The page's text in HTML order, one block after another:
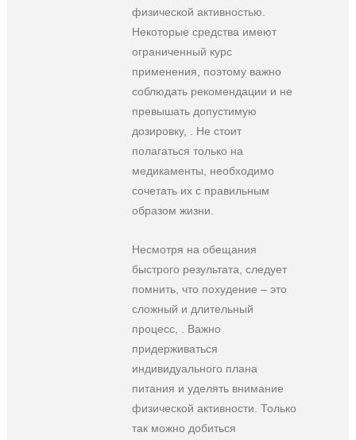
физической активностью.
Некоторые средства имеют
ограниченный курс
применения, поэтому важно
соблюдать рекомендации и не
превышать допустимую
дозировку, . Не стоит
полагаться только на
медикаменты, необходимо
сочетать их с правильным
образом жизни.
Несмотря на обещания
быстрого результата, следует
помнить, что похудение – это
сложный и длительный
процесс, . Важно
придерживаться
индивидуального плана
питания и уделять внимание
физической активности. Только
так можно добиться